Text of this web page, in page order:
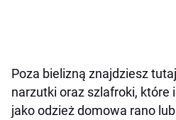
Poza bielizną znajdziesz
narzutki oraz szlafroki, które
jako odzież domowa rano